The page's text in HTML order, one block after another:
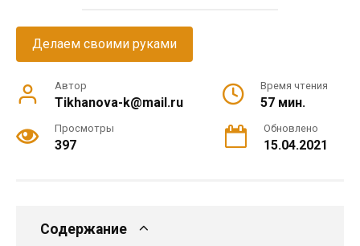
Делаем своими руками
Автор
Tikhanova-k@mail.ru
Время чтения
57 мин.
Просмотры
397
Обновлено
15.04.2021
Содержание